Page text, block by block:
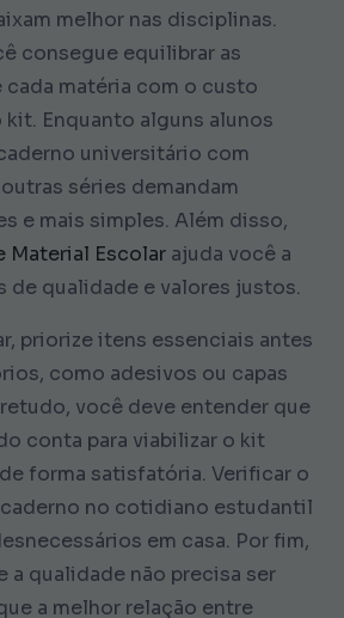
melhor nas disciplinas.
consegue equilibrar as
matéria com o custo
Enquanto alguns alunos
universitário com
séries demandam
e mais simples. Além disso,
Material Escolar ajuda você a
de qualidade e valores justos.
priorize itens essenciais antes
como adesivos ou capas
você deve entender que
conta para viabilizar o kit
forma satisfatória. Verificar o
no cotidiano estudantil
em casa. Por fim,
a qualidade não precisa ser
a melhor relação entre